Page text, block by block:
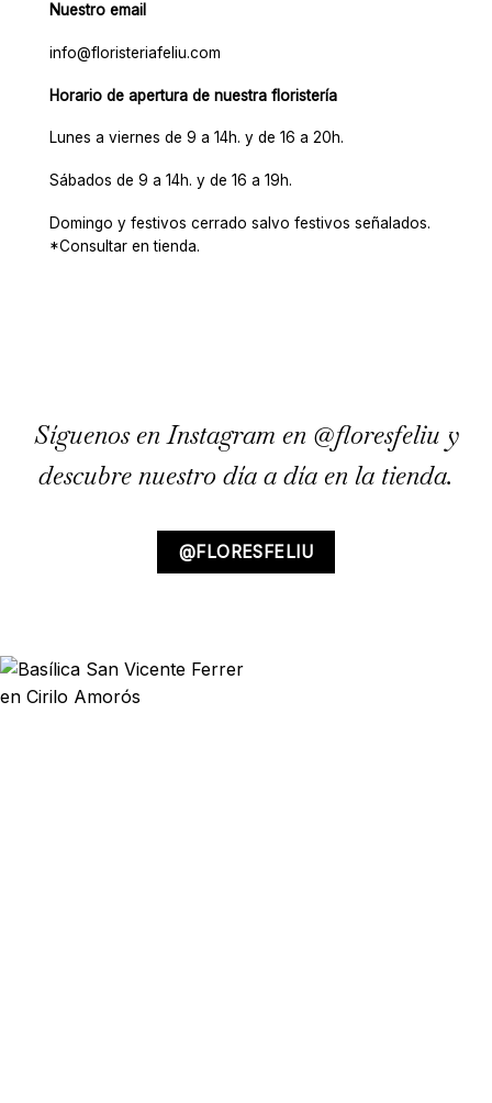
Nuestro email
info@floristeriafeliu.com
Horario de apertura de nuestra floristería
Lunes a viernes de 9 a 14h. y de 16 a 20h.
Sábados de 9 a 14h. y de 16 a 19h.
Domingo y festivos cerrado salvo festivos señalados.
*Consultar en tienda.
Síguenos en Instagram en @floresfeliu y
descubre nuestro día a día en la tienda.
@FLORESFELIU